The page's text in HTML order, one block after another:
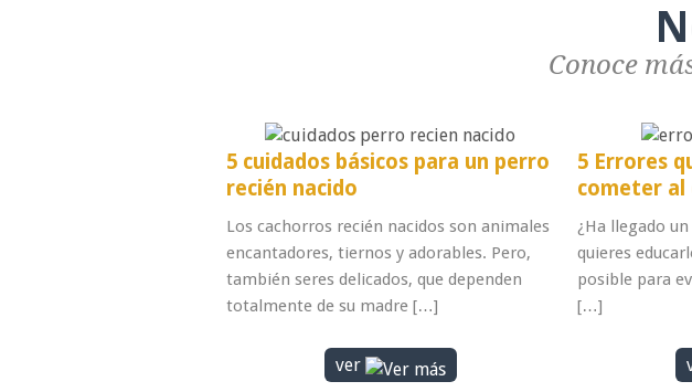
Conoce
5 cuidados básicos para un perro
recién nacido
Los cachorros recién nacidos son animales
encantadores, tiernos y adorables. Pero,
también seres delicados, que dependen
totalmente de su madre […]
ver
5 Errores
cometer al
¿Ha llegado
quieres
posible para
[…]